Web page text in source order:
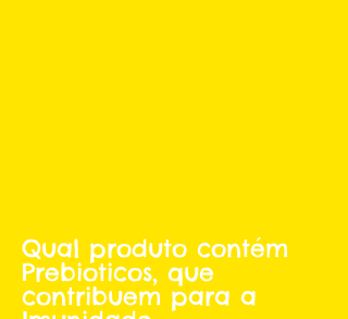
Qual produto contém
Prebioticos, que
contribuem para a